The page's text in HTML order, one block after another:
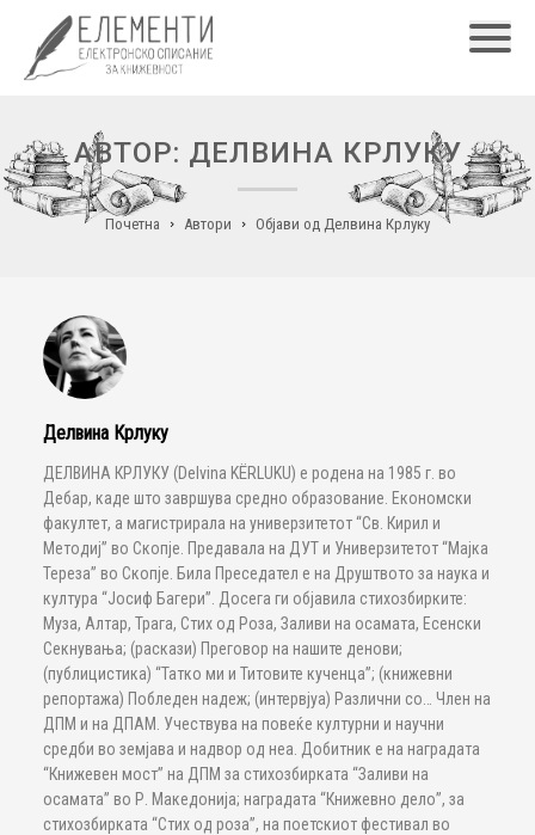
АВТОР: ДЕЛВИНА КРЛУКУ
Почетна Автори Објави од Делвина Крлуку
Делвина Крлуку
ДЕЛВИНА КРЛУКУ (Delvina KËRLUKU) е родена на 1985 г. во
Дебар, каде што завршува средно образование. Економски
факултет, а магистрирала нa универзитетот “Св. Кирил и
Методиј” во Скопје. Предавала на ДУТ и Универзитетот “Мајка
Тереза” во Скопје. Била Преседател е на Друштвото за наука и
култура “Јосиф Багери”. Досега ги објавила стихозбирките:
Муза, Алтар, Трага, Стих од Роза, Заливи на осамата, Есенски
Секнувања; (раскази) Преговор на нашите денови;
(публицистика) “Татко ми и Титовите кученца”; (книжевни
репортажа) Побледен надеж; (интервјуа) Различни со… Член на
ДПМ и на ДПАМ. Учествува на повеќе културни и научни
средби во земјава и надвор од неа. Добитник е на наградата
“Книжевен мост” на ДПМ за стихозбирката “Заливи на
осамата” во Р. Македонија; наградата “Книжевно дело”, за
стихозбирката “Стих од роза”, на поетскиот фестивал во